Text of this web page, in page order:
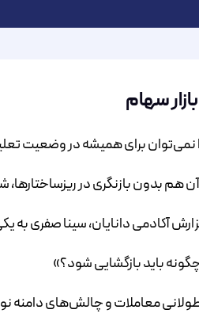
سهام
را نمی‌توان برای همیشه در وضعیت
آن هم بدون بازنگری در
آکادمی دانایان، سینا صفری
باید بازگشایی شود؟»
معاملات و چالش‌های دامنه